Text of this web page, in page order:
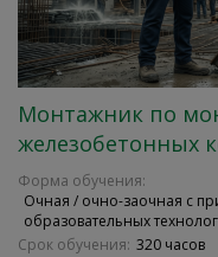
Монтажник по
железобетонных
Форма обучения:
Очная / очно-заочная с
образовательных
Срок обучения: 320 часов